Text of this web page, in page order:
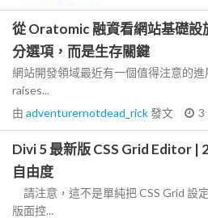
從 Oratomic 融資看網站基礎設
分選項，而是生存關鍵
網站開發領域最近有一個值得注意的
raises...
由 adventurernotdead_rick發文 3
Divi 5 最新版 CSS Grid Editor |
自由度
請注意，這不是單純把 CSS Grid 設
版面控...